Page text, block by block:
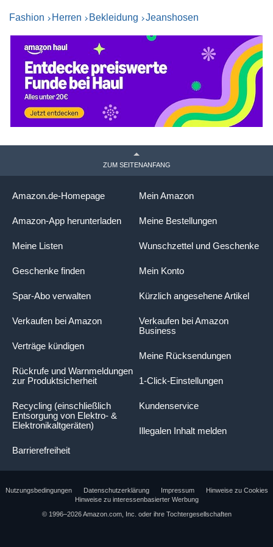
Die Produktübersicht enthält wichtige
Fashion Herren Bekleidung Jeanshosen
ZUM SEITENANFANG
Mein Amazon
Meine Bestellungen
Wunschzettel und Geschenke
Mein Konto
Kürzlich angesehene Artikel
Verkaufen bei Amazon
Business
Meine Rücksendungen
1-Click-Einstellungen
Kundenservice
Illegalen Inhalt melden
Amazon.de-Homepage
Amazon-App herunterladen
Meine Listen
Geschenke finden
Spar-Abo verwalten
Verkaufen bei Amazon
Verträge kündigen
Rückrufe und Warnmeldungen
zur Produktsicherheit
Recycling (einschließlich
Entsorgung von Elektro- &
Elektronikaltgeräten)
Barrierefreiheit
Nutzungsbedingungen Datenschutzerklärung Impressum
Hinweise zu Cookies
Hinweise zu interessenbasierter Werbung
© 1996–2026 Amazon.com, Inc. oder ihre Tochtergesellschaften